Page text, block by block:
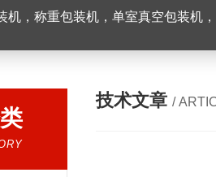
机，称重包装机，单室真空包装机，双室真
技术文章 /